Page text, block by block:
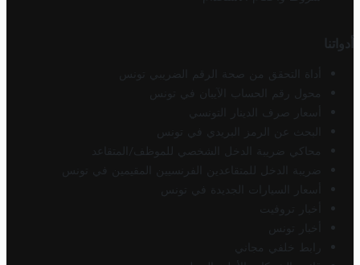
أدواتنا
أداة التحقق من صحة الرقم الضريبي تونس
محول رقم الحساب الآيبان في تونس
أسعار صرف الدينار التونسي
البحث عن الرمز البريدي في تونس
محاكي ضريبة الدخل الشخصي للموظف/المتقاعد
ضريبة الدخل للمتقاعدين الفرنسيين المقيمين في تونس
أسعار السيارات الجديدة في تونس
أخبار تروفيت
أخبار تونس
رابط خلفي مجاني